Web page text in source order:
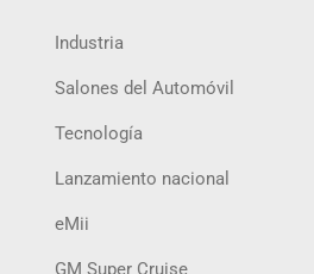
Industria
Salones del Automóvil
Tecnología
Lanzamiento nacional
eMii
GM Super Cruise